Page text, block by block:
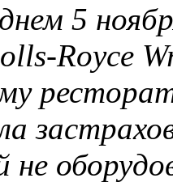
5
Royce
не